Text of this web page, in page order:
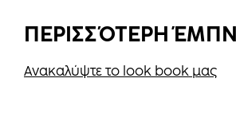
ΠΕΡΙΣΣΌΤΕΡΗ
Ανακαλύψτε το look book μας